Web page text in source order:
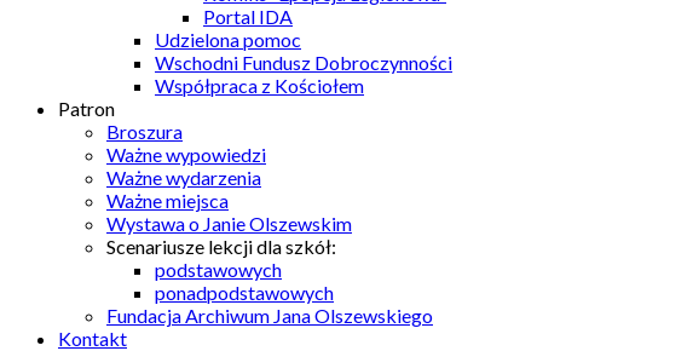
Portal IDA
Udzielona pomoc
Wschodni Fundusz Dobroczynności
Współpraca z Kościołem
Patron
Broszura
Ważne wypowiedzi
Ważne wydarzenia
Ważne miejsca
Wystawa o Janie Olszewskim
Scenariusze lekcji dla szkół:
podstawowych
ponadpodstawowych
Fundacja Archiwum Jana Olszewskiego
Kontakt